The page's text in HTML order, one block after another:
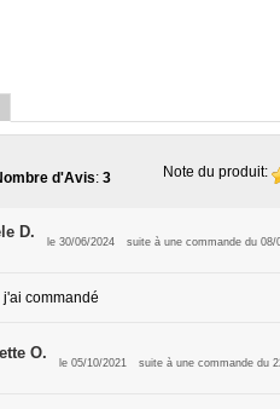
d'Avis: 3 Note du produit:
D.
le 30/06/2024 suite à une commande du 08/
j'ai commandé
O.
le 05/10/2021 suite à une commande du